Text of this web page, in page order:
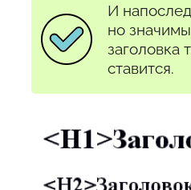
И
но
заголовка
ставится.